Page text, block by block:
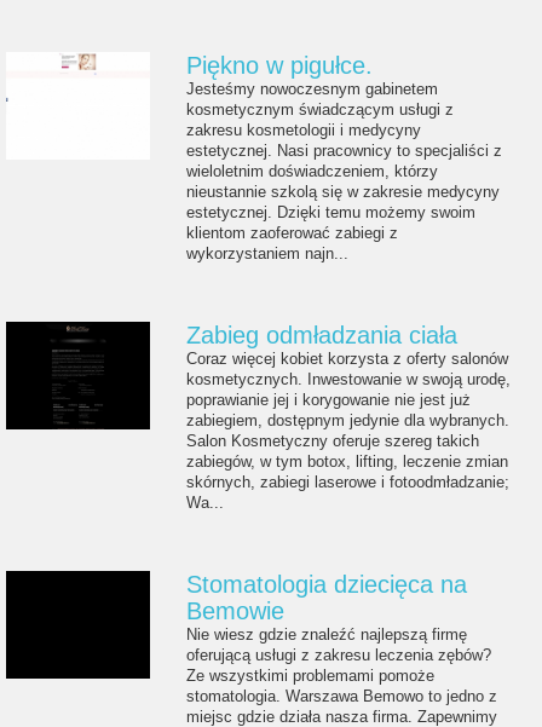
Piękno w pigułce.
Jesteśmy nowoczesnym gabinetem
kosmetycznym świadczącym usługi z
zakresu kosmetologii i medycyny
estetycznej. Nasi pracownicy to specjaliści z
wieloletnim doświadczeniem, którzy
nieustannie szkolą się w zakresie medycyny
estetycznej. Dzięki temu możemy swoim
klientom zaoferować zabiegi z
wykorzystaniem najn...
Zabieg odmładzania ciała
Coraz więcej kobiet korzysta z oferty salonów
kosmetycznych. Inwestowanie w swoją urodę,
poprawianie jej i korygowanie nie jest już
zabiegiem, dostępnym jedynie dla wybranych.
Salon Kosmetyczny oferuje szereg takich
zabiegów, w tym botox, lifting, leczenie zmian
skórnych, zabiegi laserowe i fotoodmładzanie;
Wa...
Stomatologia dziecięca na
Bemowie
Nie wiesz gdzie znaleźć najlepszą firmę
oferującą usługi z zakresu leczenia zębów?
Ze wszystkimi problemami pomoże
stomatologia. Warszawa Bemowo to jedno z
miejsc gdzie działa nasza firma. Zapewnimy